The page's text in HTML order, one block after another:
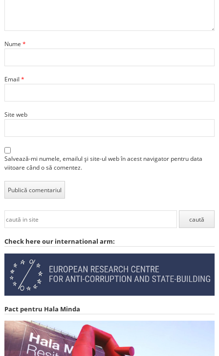
Nume *
Email *
Site web
Salvează-mi numele, emailul și site-ul web în acest navigator pentru data
viitoare când o să comentez.
Check here our international arm:
Pact pentru Hala Minda